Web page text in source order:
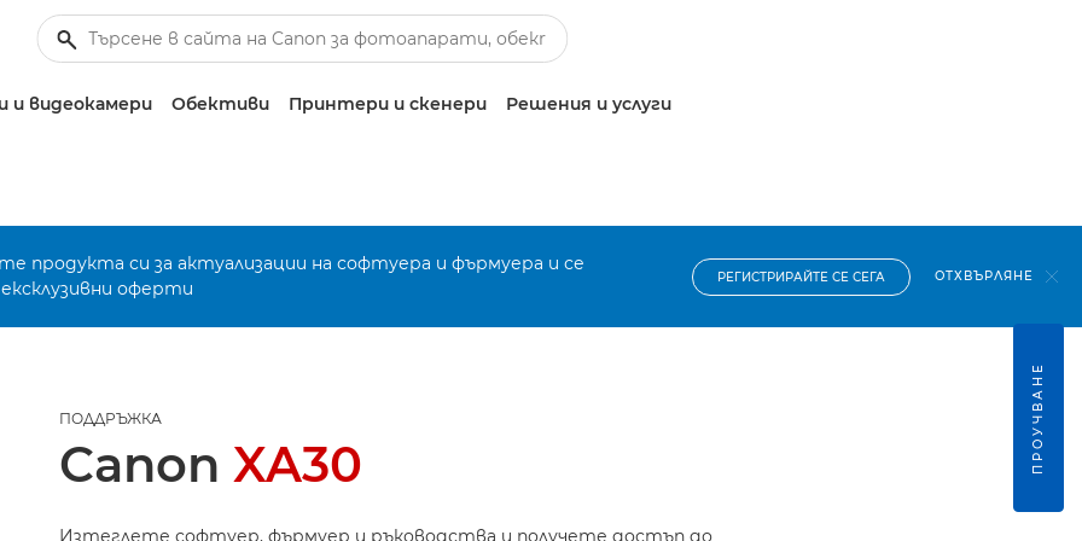
видеокамери Обективи Принтери и скенери Решения и услуги
продукта си за актуализации на софтуера и фърмуера и се
оферти
РЕГИСТРИРАЙТЕ СЕ СЕГА ОТХВЪРЛЯНЕ
ПОДДРЪЖКА
Canon XA30
Изтеглете софтуер, фърмуер и ръководства и получете достъп до
ПРОУЧВАНЕ